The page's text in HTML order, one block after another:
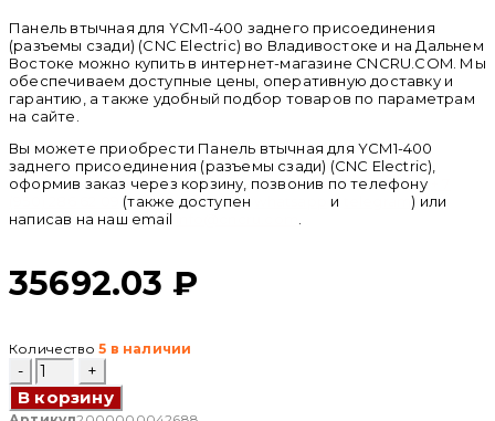
Панель втычная для YCM1-400 заднего присоединения
(разъемы сзади) (CNC Electric) во Владивостоке и на Дальнем
Востоке можно купить в интернет-магазине CNCRU.COM. Мы
обеспечиваем доступные цены, оперативную доставку и
гарантию, а также удобный подбор товаров по параметрам
на сайте.
Вы можете приобрести Панель втычная для YCM1-400
заднего присоединения (разъемы сзади) (CNC Electric),
оформив заказ через корзину, позвонив по телефону
(также доступен и telegram) или
написав на наш email
35692.03 ₽
Количество 5 в наличии
Количество
товара
Панель
В корзину